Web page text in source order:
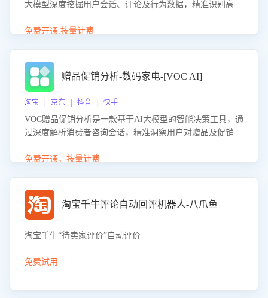
大模型深度挖掘用户会话、评论及行为数据，精准识别高流
应延迟、竞品价格冲击等。系统自动输出可落地的挽回策
免费开通,按量计费
赠品促销分析-数码家电-[VOC AI]
淘宝 | 京东 | 抖音 | 快手
VOC赠品促销分析是一款基于AI大模型的智能决策工具，通
过深度解析消费者咨询会话，精准洞察用户对赠品及促销政
销诉求，帮助企业制定个性化赠品组合策略，优化资源投放
免费开通，按量计费
淘宝千牛评论自动回评机器人-八爪鱼
淘宝千牛“待卖家评价”自动评价
免费试用